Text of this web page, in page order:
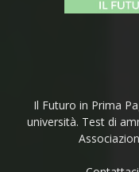
Il Futuro in Prima
università. Test di